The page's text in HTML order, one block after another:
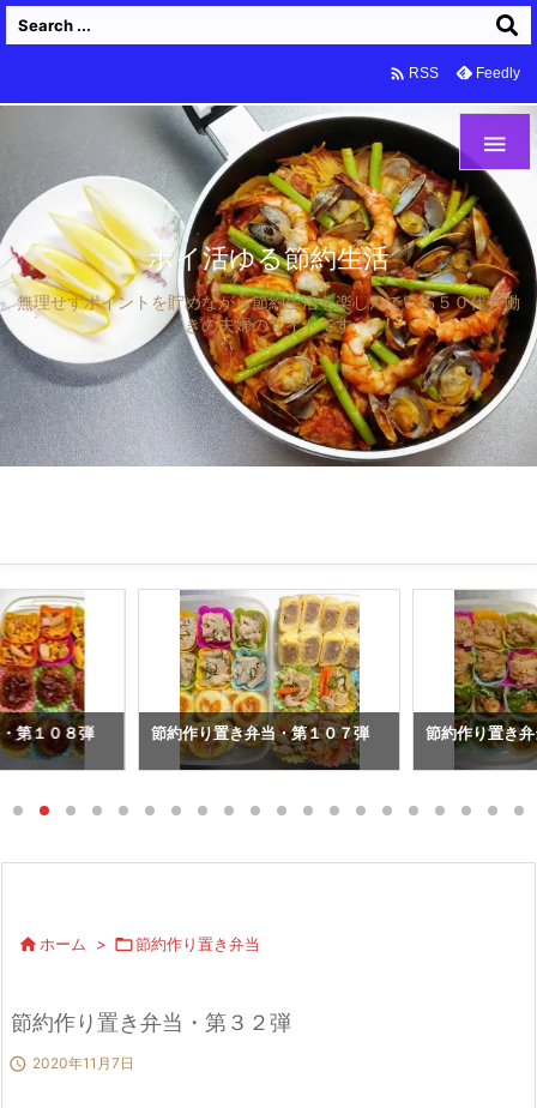
ポイ活ゆる節約生活
無理せずポイントを貯めながら節約生活を楽しんでいる５０代共働
きの夫婦のサイトです

 RSS Feedly
第１０８弾 節約作り置き弁当・第１０７弾 節約作り置き
 ホーム > 節約作り置き弁当
節約作り置き弁当・第３２弾
 2020年11月7日